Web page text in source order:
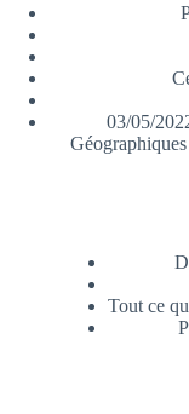
03/05/
Tout ce